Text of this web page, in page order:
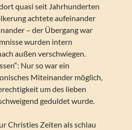
quasi seit Jahrhunderten
achtete aufeinander
– der Übergang war
wurden intern
außen verschwiegen.
Nur so war ein
Miteinander möglich,
um des lieben
geduldet wurde.
Christies Zeiten als schlau